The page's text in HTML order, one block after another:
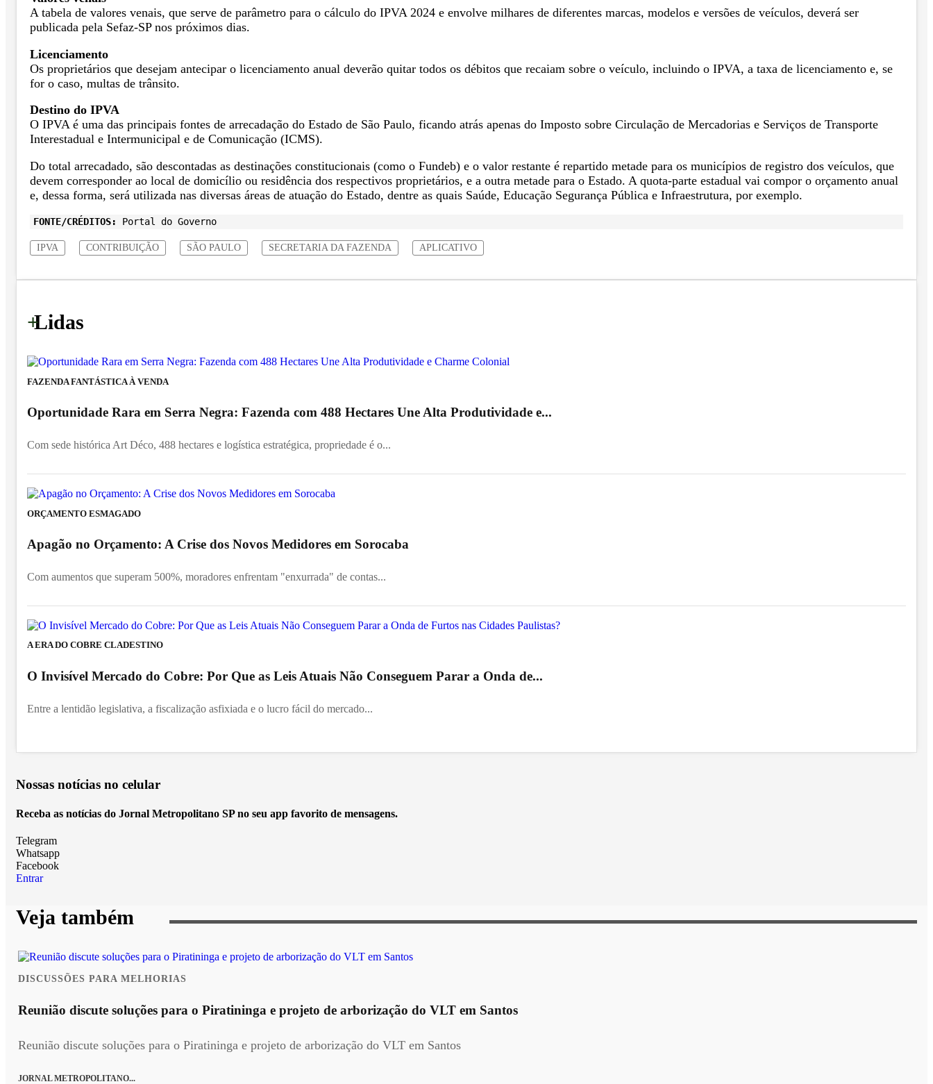
A tabela de valores venais, que serve de parâmetro para o cálculo do IPVA 2024 e envolve milhares de diferentes marcas, modelos e versões de veículos, deverá ser
publicada pela Sefaz-SP nos próximos dias.
Licenciamento
Os proprietários que desejam antecipar o licenciamento anual deverão quitar todos os débitos que recaiam sobre o veículo, incluindo o IPVA, a taxa de licenciamento e, se
for o caso, multas de trânsito.
Destino do IPVA
O IPVA é uma das principais fontes de arrecadação do Estado de São Paulo, ficando atrás apenas do Imposto sobre Circulação de Mercadorias e Serviços de Transporte
Interestadual e Intermunicipal e de Comunicação (ICMS).
Do total arrecadado, são descontadas as destinações constitucionais (como o Fundeb) e o valor restante é repartido metade para os municípios de registro dos veículos, que
devem corresponder ao local de domicílio ou residência dos respectivos proprietários, e a outra metade para o Estado. A quota-parte estadual vai compor o orçamento anual
e, dessa forma, será utilizada nas diversas áreas de atuação do Estado, dentre as quais Saúde, Educação Segurança Pública e Infraestrutura, por exemplo.
FONTE/CRÉDITOS: Portal do Governo
IPVA CONTRIBUIÇÃO SÃO PAULO SECRETARIA DA FAZENDA APLICATIVO
+
Lidas
FAZENDA FANTÁSTICA À VENDA
Oportunidade Rara em Serra Negra: Fazenda com 488 Hectares Une Alta Produtividade e...
Com sede histórica Art Déco, 488 hectares e logística estratégica, propriedade é o...
ORÇAMENTO ESMAGADO
Apagão no Orçamento: A Crise dos Novos Medidores em Sorocaba
Com aumentos que superam 500%, moradores enfrentam "enxurrada" de contas...
A ERA DO COBRE CLADESTINO
O Invisível Mercado do Cobre: Por Que as Leis Atuais Não Conseguem Parar a Onda de...
Entre a lentidão legislativa, a fiscalização asfixiada e o lucro fácil do mercado...
Nossas notícias no celular
Receba as notícias do Jornal Metropolitano SP no seu app favorito de mensagens.
Telegram
Whatsapp
Facebook
Entrar
Veja também
DISCUSSÕES PARA MELHORIAS
Reunião discute soluções para o Piratininga e projeto de arborização do VLT em Santos
Reunião discute soluções para o Piratininga e projeto de arborização do VLT em Santos
JORNAL METROPOLITANO...